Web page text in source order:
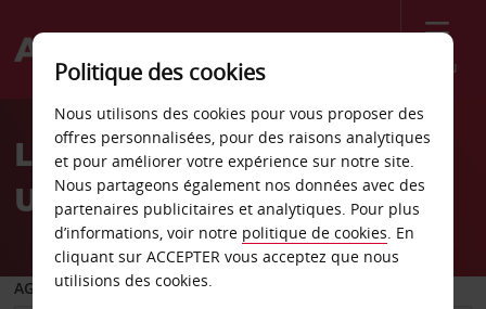
Menu
Welcome
AvisLocation de voiture Cali
Uptown
AGENCE DE DÉPART
Politique des cookies
Nous utilisons des cookies pour vous proposer des
offres personnalisées, pour des raisons analytiques
et pour améliorer votre expérience sur notre site.
Nous partageons également nos données avec des
partenaires publicitaires et analytiques. Pour plus
d’informations, voir notre politique de cookies. En
cliquant sur ACCEPTER vous acceptez que nous
utilisions des cookies.